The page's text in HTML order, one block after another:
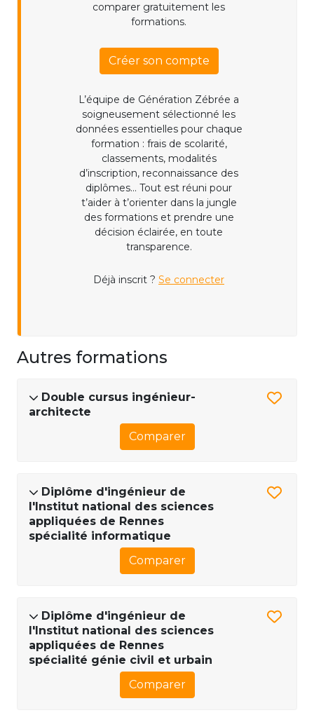
comparer gratuitement les
formations.
Créer son compte
L’équipe de Génération Zébrée a
soigneusement sélectionné les
données essentielles pour chaque
formation : frais de scolarité,
classements, modalités
d’inscription, reconnaissance des
diplômes... Tout est réuni pour
t’aider à t’orienter dans la jungle
des formations et prendre une
décision éclairée, en toute
transparence.
Déjà inscrit ? Se connecter
Autres formations
Double cursus ingénieur-
architecte
Comparer
Diplôme d'ingénieur de
l'Institut national des sciences
appliquées de Rennes
spécialité informatique
Comparer
Diplôme d'ingénieur de
l'Institut national des sciences
appliquées de Rennes
spécialité génie civil et urbain
Comparer